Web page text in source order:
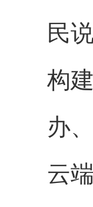
民
构
办
云